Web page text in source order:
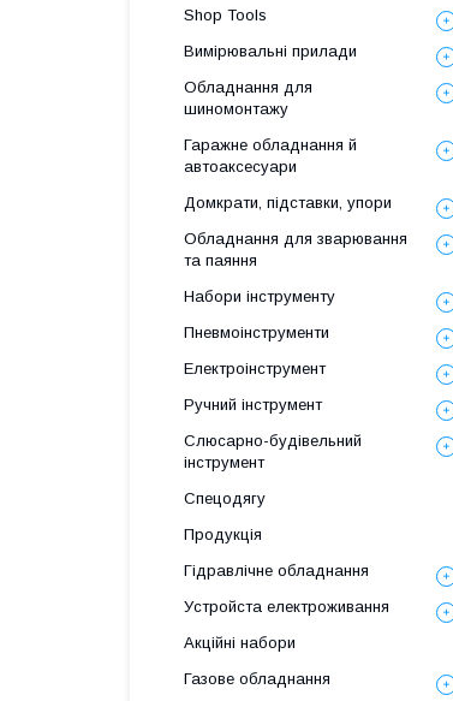
Shop Tools
Вимірювальні прилади
Обладнання для
шиномонтажу
Гаражне обладнання й
автоаксесуари
Домкрати, підставки, упори
Обладнання для зварювання
та паяння
Набори інструменту
Пневмоінструменти
Електроінструмент
Ручний інструмент
Слюсарно-будівельний
інструмент
Спецодягу
Продукція
Гідравлічне обладнання
Уcтpoйстa елeктpoживання
Акційні набори
Газове обладнання